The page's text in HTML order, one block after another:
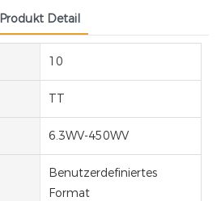
Produkt Detail
10
TT
6.3WV-450WV
Benutzerdefiniertes
Format